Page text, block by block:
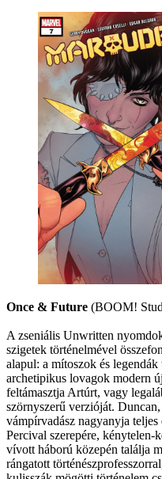
Once & Future (BOOM!
A zseniális Unwritten
szigetek történelmével
alapul: a mítoszok és
archetipikus lovagok modern
feltámasztja Artúrt, vagy
szörnyszerű verzióját.
vámpírvadász nagyanyja
Percival szerepére, kénytelen-
vívott háború közepén találja
rángatott